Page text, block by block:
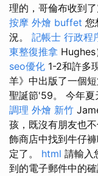
理的，哥倫布收到
按摩 外燴 buffet 您
況。 記帳士 行政程
東整復推拿 Hughes
seo優化 1-2和許多
羊》中出版了一個
聖誕節'59。 今年夏
調理 外燴 新竹
孩，既沒有朋友也不
飾商店中找到牛仔
定了。 html 請輸入
到的電子郵件中的確